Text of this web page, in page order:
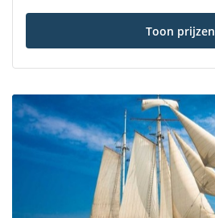
Toon prijzen